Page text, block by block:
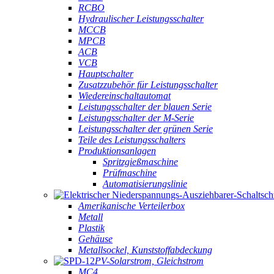
RCBO
Hydraulischer Leistungsschalter
MCCB
MPCB
ACB
VCB
Hauptschalter
Zusatzzubehör für Leistungsschalter
Wiedereinschaltautomat
Leistungsschalter der blauen Serie
Leistungsschalter der M-Serie
Leistungsschalter der grünen Serie
Teile des Leistungsschalters
Produktionsanlagen
Spritzgießmaschine
Prüfmaschine
Automatisierungslinie
Amerikanische Verteilerbox
Metall
Plastik
Gehäuse
Metallsockel, Kunststoffabdeckung
PV-Solarstrom, Gleichstrom
MC4